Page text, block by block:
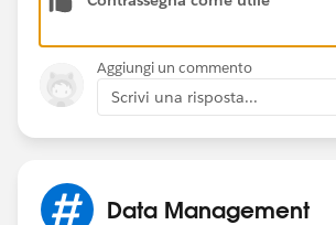
Aggiungi un commento
Scrivi una risposta...
Data Management